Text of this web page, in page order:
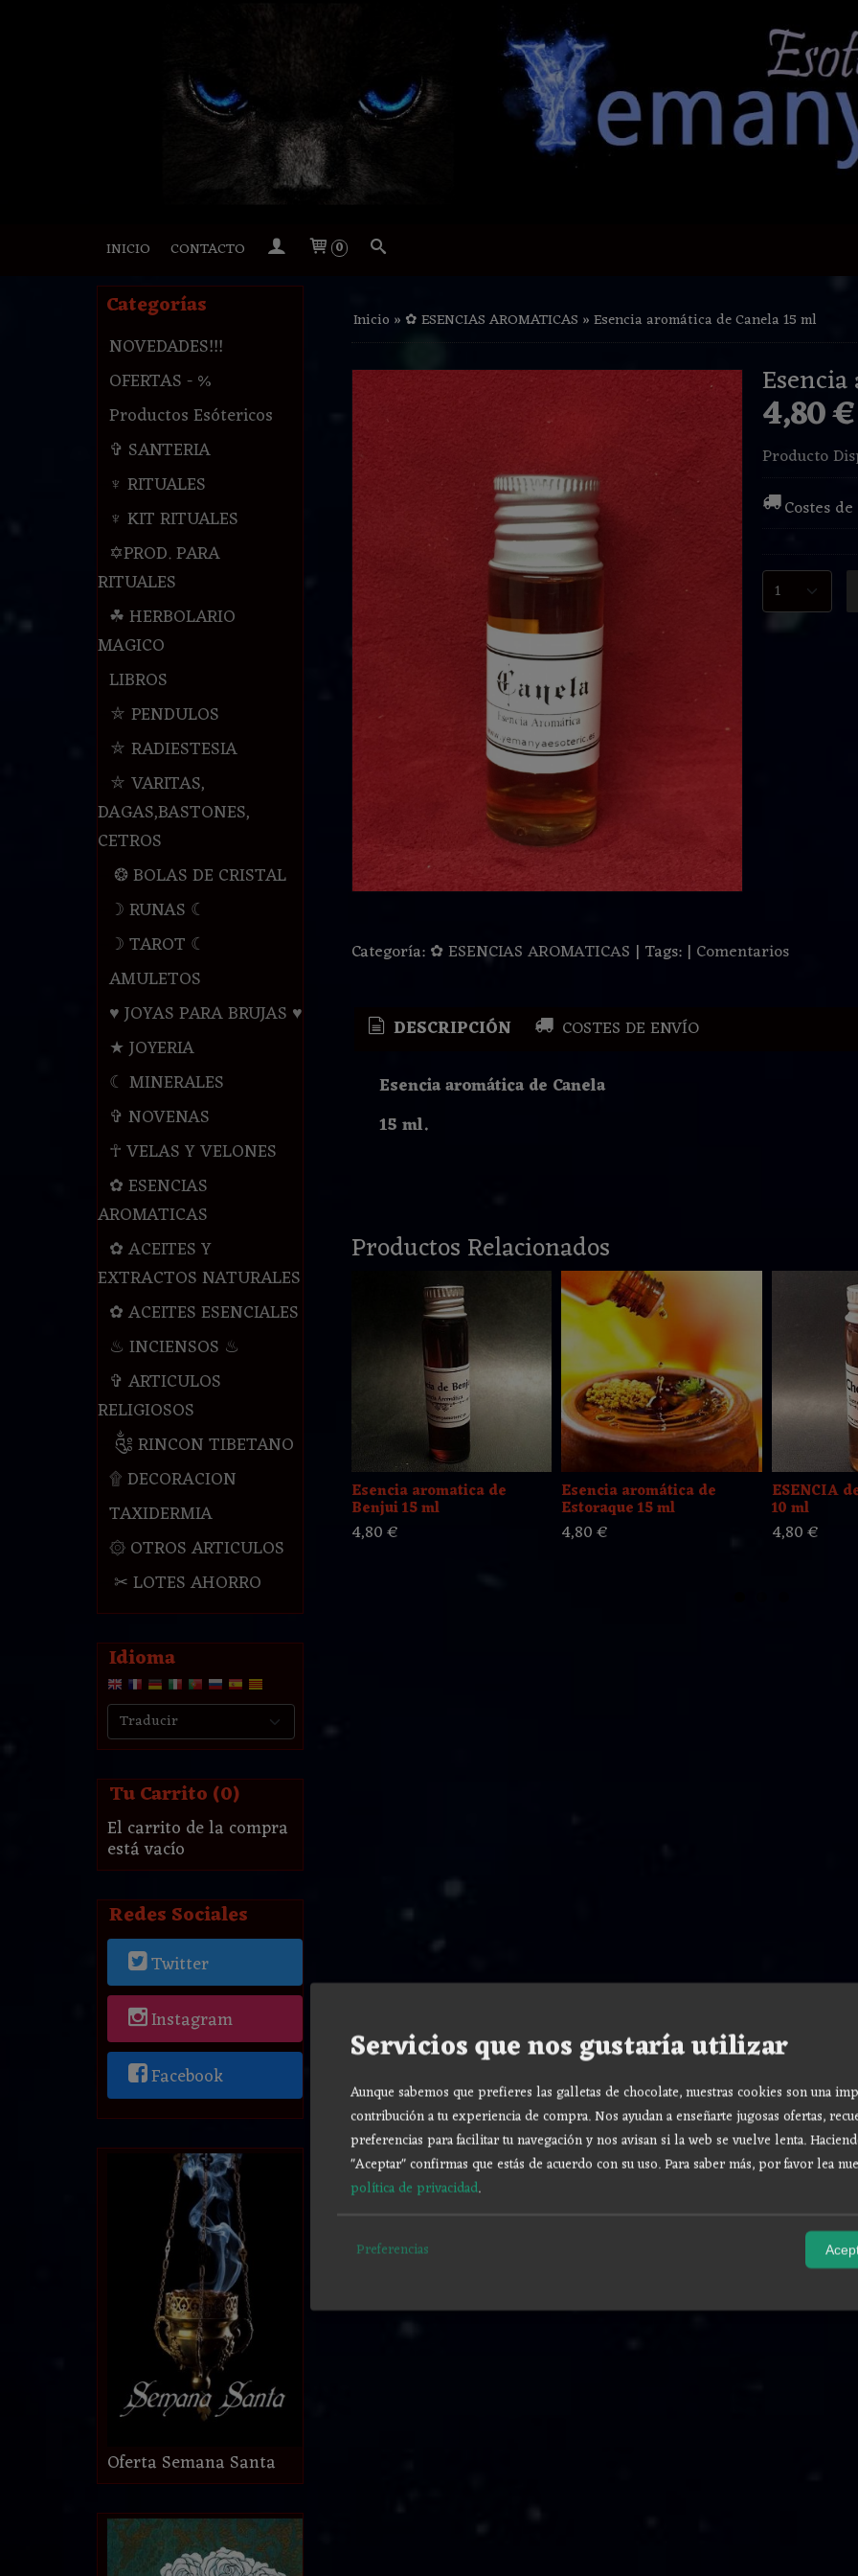
INICIO CONTACTO 0
Categorías
NOVEDADES!!!
OFERTAS - %
Productos Esótericos
✞ SANTERIA
♆ RITUALES
♆ KIT RITUALES
✡PROD. PARA
RITUALES
☘ HERBOLARIO
MAGICO
LIBROS
⛤ PENDULOS
⛤ RADIESTESIA
⛤ VARITAS,
DAGAS,BASTONES,
CETROS
❂ BOLAS DE CRISTAL
☽ RUNAS ☾
☽ TAROT ☾
AMULETOS
♥ JOYAS PARA BRUJAS ♥
★ JOYERIA
☾ MINERALES
✞ NOVENAS
☥ VELAS Y VELONES
✿ ESENCIAS
AROMATICAS
✿ ACEITES Y
EXTRACTOS NATURALES
✿ ACEITES ESENCIALES
♨ INCIENSOS ♨
✞ ARTICULOS
RELIGIOSOS
༃ RINCON TIBETANO
۩ DECORACION
TAXIDERMIA
۞ OTROS ARTICULOS
✂ LOTES AHORRO
Idioma
Tu Carrito (0)
El carrito de la compra
está vacío
Redes Sociales
Twitter
Instagram
Facebook
Oferta Semana Santa
Inicio » ✿ ESENCIAS AROMATICAS »Esencia aromática de Canela 15 ml
4,80 €
Producto
Costes
Categoría: ✿ ESENCIAS AROMATICAS | Tags: | Comentarios
DESCRIPCIÓN COSTES DE ENVÍO
Esencia aromática de Canela
15 ml.
Productos Relacionados
Esencia aromatica de
Benjui 15 ml
4,80 €
Esencia aromática de
Estoraque 15 ml
4,80 €
ESENCIA
10 ml
4,80 €
Servicios que nos gustaría utilizar
Aunque sabemos que prefieres las galletas de chocolate, nuestras cookies son una
contribución a tu experiencia de compra. Nos ayudan a enseñarte jugosas ofertas,
preferencias para facilitar tu navegación y nos avisan si la web se vuelve lenta.
"Aceptar" confirmas que estás de acuerdo con su uso. Para saber más, por favor lea
política de privacidad.
Preferencias